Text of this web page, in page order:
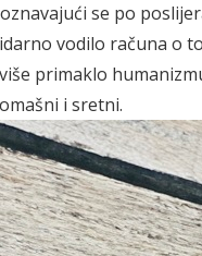
se po
vodilo računa o
primaklo
i sretni.